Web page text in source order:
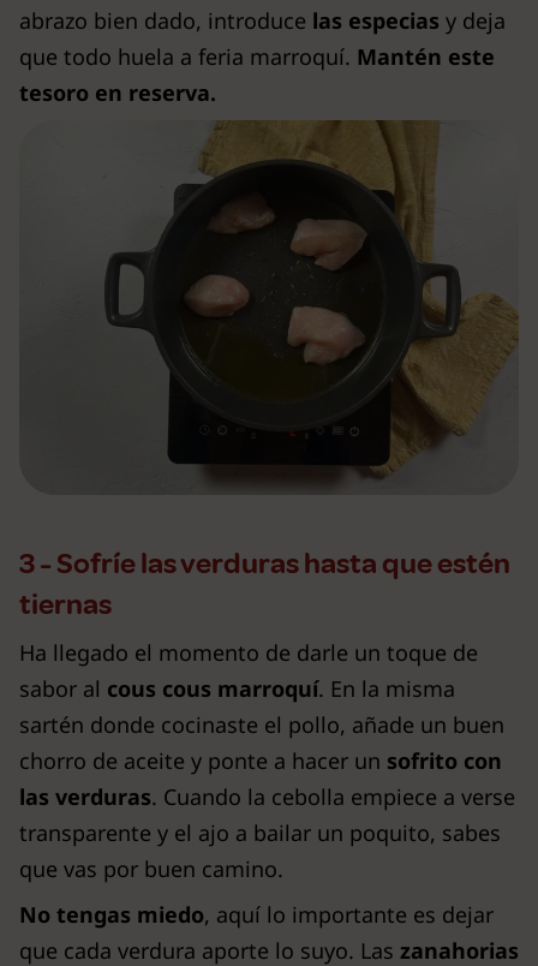
abrazo bien dado, introduce las especias y deja
que todo huela a feria marroquí. Mantén este
tesoro en reserva.
3 - Sofríe las verduras hasta que estén
tiernas
Ha llegado el momento de darle un toque de
sabor al cous cous marroquí. En la misma
sartén donde cocinaste el pollo, añade un buen
chorro de aceite y ponte a hacer un sofrito con
las verduras. Cuando la cebolla empiece a verse
transparente y el ajo a bailar un poquito, sabes
que vas por buen camino.
No tengas miedo, aquí lo importante es dejar
que cada verdura aporte lo suyo. Las zanahorias